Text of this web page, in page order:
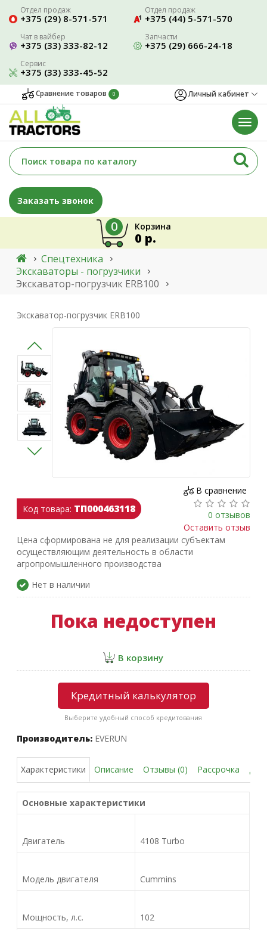
Отдел продаж
+375 (29) 8-571-571
Отдел продаж
+375 (44) 5-571-570
Чат в вайбер
+375 (33) 333-82-12
Запчасти
+375 (29) 666-24-18
Сервис
+375 (33) 333-45-52
Сравнение товаров 0 Личный кабинет
Заказать звонок
Корзина
0
0 р.
Спецтехника
Экскаваторы - погрузчики
Экскаватор-погрузчик ERB100
Экскаватор-погрузчик ERB100
Код товара: ТП000463118
В сравнение
0 отзывов
Оставить отзыв
Цена сформирована не для реализации субъектам
осуществляющим деятельность в области
агропромышленного производства
Нет в наличии
Пока недоступен
В корзину
Кредитный калькулятор
Выберите удобный способ кредитования
Производитель: EVERUN
Характеристики Описание Отзывы (0) Рассрочка
Основные характеристики
Двигатель 4108 Turbo
Модель двигателя Cummins
Мощность, л.с.
102